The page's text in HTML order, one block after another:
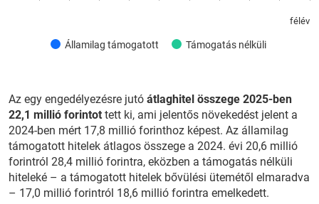
félév
Államilag támogatott Támogatás nélküli
Az egy engedélyezésre jutó átlaghitel összege 2025-ben
22,1 millió forintot tett ki, ami jelentős növekedést jelent a
2024-ben mért 17,8 millió forinthoz képest. Az államilag
támogatott hitelek átlagos összege a 2024. évi 20,6 millió
forintról 28,4 millió forintra, eközben a támogatás nélküli
hiteleké – a támogatott hitelek bővülési ütemétől elmaradva
– 17,0 millió forintról 18,6 millió forintra emelkedett.